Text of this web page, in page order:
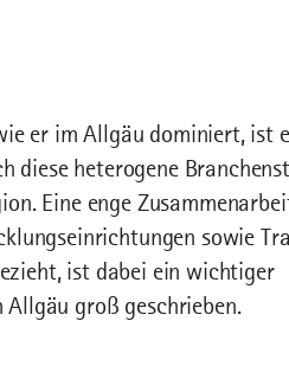
er im Allgäu dominiert, ist
diese heterogene
Eine enge
sowie
ist dabei ein wichtiger
groß geschrieben.